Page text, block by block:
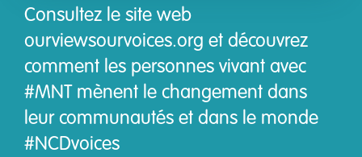
Consultez le site web
ourviewsourvoices.org et découvrez
comment les personnes vivant avec
#MNT mènent le changement dans
leur communautés et dans le monde
#NCDvoices